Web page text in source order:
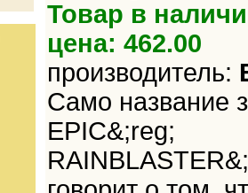
Товар в
цена: 462.00
производитель:
Само название
EPIC&;reg;